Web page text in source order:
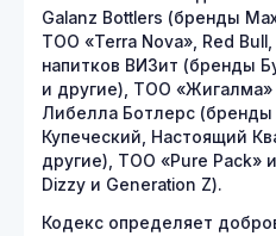
Galanz Bottlers (бренды
ТОО «Terra Nova», Red
напитков ВИЗит (бренды
и другие), ТОО «Жигалма»
Либелла Ботлерс (бренды
Купеческий, Настоящий
другие), ТОО «Pure Pack»
Dizzy и Generation Z).
Кодекс определяет